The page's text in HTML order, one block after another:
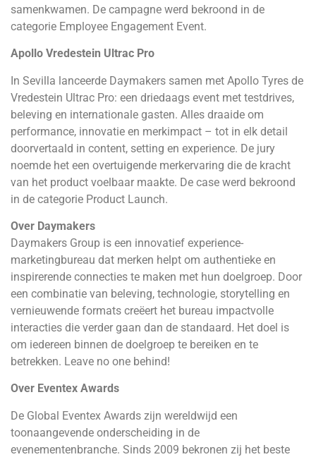
samenkwamen. De campagne werd bekroond in de
categorie Employee Engagement Event.
Apollo Vredestein Ultrac Pro
In Sevilla lanceerde Daymakers samen met Apollo Tyres de
Vredestein Ultrac Pro: een driedaags event met testdrives,
beleving en internationale gasten. Alles draaide om
performance, innovatie en merkimpact – tot in elk detail
doorvertaald in content, setting en experience. De jury
noemde het een overtuigende merkervaring die de kracht
van het product voelbaar maakte. De case werd bekroond
in de categorie Product Launch.
Over Daymakers
Daymakers Group is een innovatief experience-
marketingbureau dat merken helpt om authentieke en
inspirerende connecties te maken met hun doelgroep. Door
een combinatie van beleving, technologie, storytelling en
vernieuwende formats creëert het bureau impactvolle
interacties die verder gaan dan de standaard. Het doel is
om iedereen binnen de doelgroep te bereiken en te
betrekken. Leave no one behind!
Over Eventex Awards
De Global Eventex Awards zijn wereldwijd een
toonaangevende onderscheiding in de
evenementenbranche. Sinds 2009 bekronen zij het beste